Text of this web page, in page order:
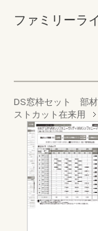
ファミリーラ
DS窓枠セット 部
ストカット在来用